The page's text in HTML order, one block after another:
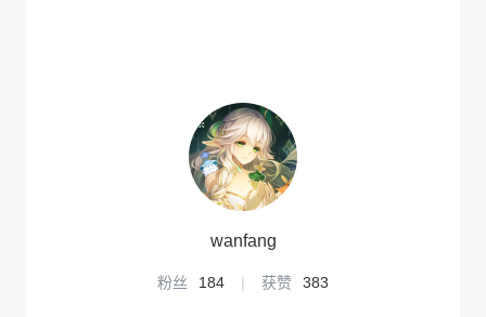
wanfang
粉丝 184 | 获赞 383